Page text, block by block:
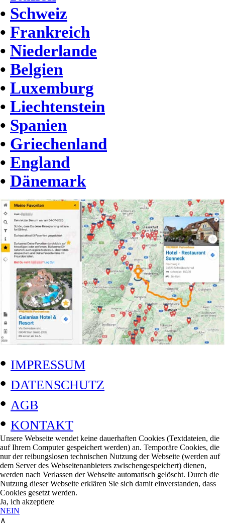
• Schweiz
• Frankreich
• Niederlande
• Belgien
• Luxemburg
• Liechtenstein
• Spanien
• Griechenland
• England
• Dänemark
• IMPRESSUM
• DATENSCHUTZ
• AGB
• KONTAKT
Unsere Webseite wendet keine dauerhaften Cookies (Textdateien, die
auf Ihrem Computer gespeichert werden) an. Temporäre Cookies, die
nur der reibungslosen technischen Nutzung der Webseite (werden auf
dem Server des Webseitenanbieters zwischengespeichert) dienen,
werden nach Verlassen der Webseite automatisch gelöscht. Durch die
Nutzung dieser Webseite erklären Sie sich damit einverstanden, dass
Cookies gesetzt werden.
Ja, ich akzeptiere
NEIN
∧